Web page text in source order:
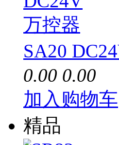
SA20
0.00 0.00
加入购物车
精品